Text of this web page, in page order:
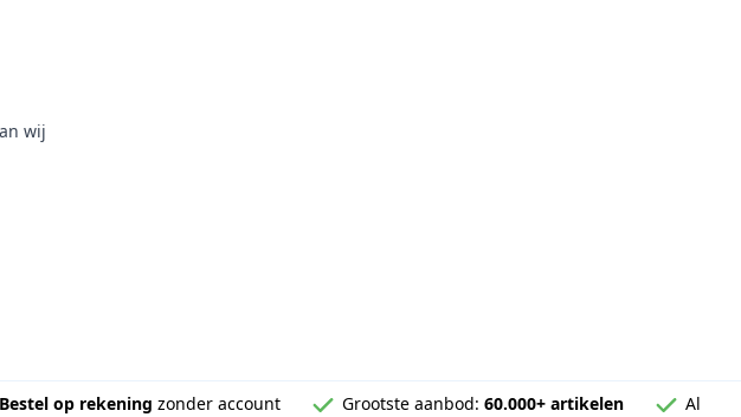
wij
Bestel op rekening zonder account Grootste aanbod: 60.000+ artikelen
Al